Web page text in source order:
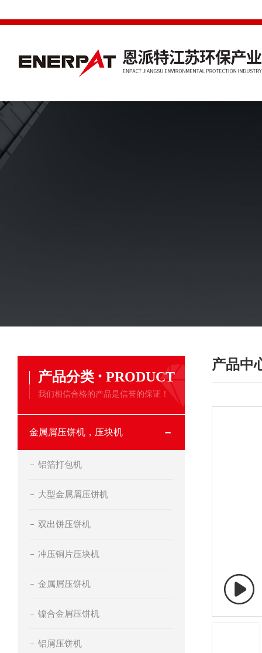
产品分类 · PRODUCT
我们相信合格的产品是信誉的保证！
金属屑压饼机，压块机
铝箔打包机
大型金属屑压饼机
双出饼压饼机
冲压铜片压块机
金属屑压饼机
镍合金屑压饼机
铝屑压饼机
产品中